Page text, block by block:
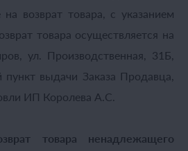
на возврат товара, с указанием
товара осуществляется на
ул. Производственная, 31Б,
выдачи Заказа Продавца,
ИП Королева А.С.
товара ненадлежащего